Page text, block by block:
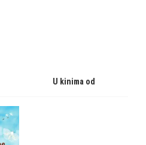
U kinima od